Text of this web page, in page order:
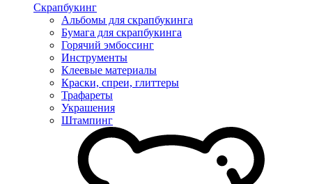
Скрапбукинг
Альбомы для скрапбукинга
Бумага для скрапбукинга
Горячий эмбоссинг
Инструменты
Клеевые материалы
Краски, спреи, глиттеры
Трафареты
Украшения
Штампинг